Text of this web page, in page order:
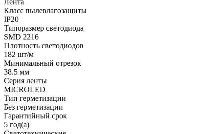
Класс пылевлагозащиты
IP20
Типоразмер светодиода
SMD 2216
Плотность светодиодов
182 шт/м
Минимальный отрезок
38.5 мм
Серия ленты
MICROLED
Тип герметизации
Без герметизации
Гарантийный срок
5 год(а)